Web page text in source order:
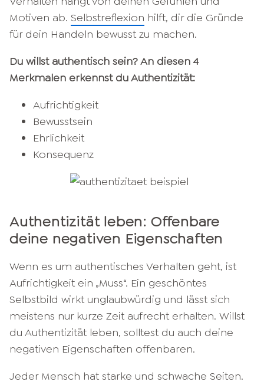
Motiven ab. Selbstreflexion hilft, dir die Gründe
für dein Handeln bewusst zu machen.
Du willst authentisch sein? An diesen 4
Merkmalen erkennst du Authentizität:
Aufrichtigkeit
Bewusstsein
Ehrlichkeit
Konsequenz
Authentizität leben: Offenbare
deine negativen Eigenschaften
Wenn es um authentisches Verhalten geht, ist
Aufrichtigkeit ein „Muss“. Ein geschöntes
Selbstbild wirkt unglaubwürdig und lässt sich
meistens nur kurze Zeit aufrecht erhalten. Willst
du Authentizität leben, solltest du auch deine
negativen Eigenschaften offenbaren.
Jeder Mensch hat starke und schwache Seiten.